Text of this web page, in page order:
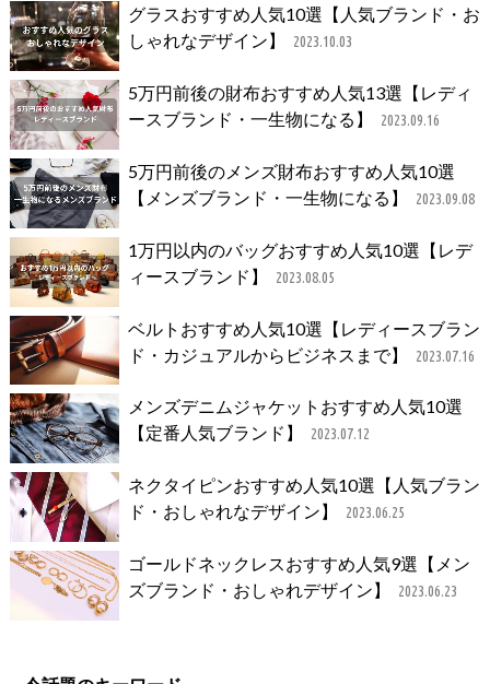
グラスおすすめ人気10選【人気ブランド・お
しゃれなデザイン】
2023.10.03
5万円前後の財布おすすめ人気13選【レディ
ースブランド・一生物になる】
2023.09.16
5万円前後のメンズ財布おすすめ人気10選
【メンズブランド・一生物になる】
2023.09.08
1万円以内のバッグおすすめ人気10選【レデ
ィースブランド】
2023.08.05
ベルトおすすめ人気10選【レディースブラン
ド・カジュアルからビジネスまで】
2023.07.16
メンズデニムジャケットおすすめ人気10選
【定番人気ブランド】
2023.07.12
ネクタイピンおすすめ人気10選【人気ブラン
ド・おしゃれなデザイン】
2023.06.25
ゴールドネックレスおすすめ人気9選【メン
ズブランド・おしゃれデザイン】
2023.06.23